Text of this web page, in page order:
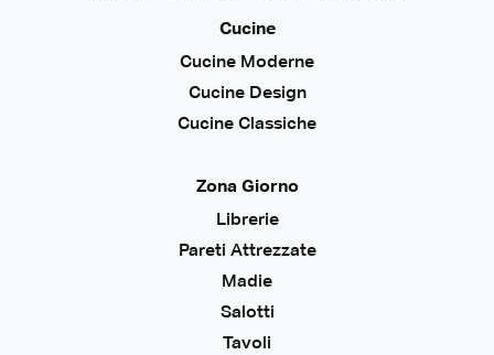
Cucine
Cucine Moderne
Cucine Design
Cucine Classiche
Zona Giorno
Librerie
Pareti Attrezzate
Madie
Salotti
Tavoli